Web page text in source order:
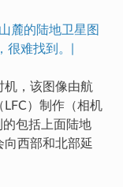
麓的陆地卫星图
难找到。|
机，该图像由航
）制作（相机
包括上面陆地
向西部和北部延